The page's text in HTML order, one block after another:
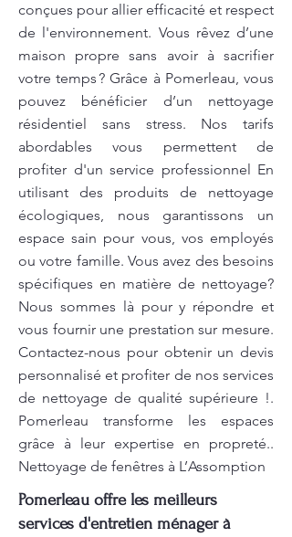
conçues pour allier efficacité et respect
de l'environnement. Vous rêvez d’une
maison propre sans avoir à sacrifier
votre temps ? Grâce à Pomerleau, vous
pouvez bénéficier d’un nettoyage
résidentiel sans stress. Nos tarifs
abordables vous permettent de
profiter d'un service professionnel En
utilisant des produits de nettoyage
écologiques, nous garantissons un
espace sain pour vous, vos employés
ou votre famille. Vous avez des besoins
spécifiques en matière de nettoyage?
Nous sommes là pour y répondre et
vous fournir une prestation sur mesure.
Contactez-nous pour obtenir un devis
personnalisé et profiter de nos services
de nettoyage de qualité supérieure !.
Pomerleau transforme les espaces
grâce à leur expertise en propreté..
Nettoyage de fenêtres à L’Assomption
Pomerleau offre les meilleurs
services d'entretien ménager à